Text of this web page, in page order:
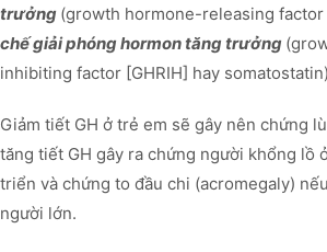
trưởng (growth hormone-releasing factor
chế giải phóng hormon tăng trưởng
inhibiting factor [GHRIH] hay
Giảm tiết GH ở trẻ em sẽ gây nên chứng
tăng tiết GH gây ra chứng người khổng lồ
triển và chứng to đầu chi (acromegaly)
người lớn.